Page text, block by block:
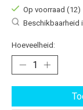
Op voorraad (12)
Beschikbaarheid
Hoeveelheid: